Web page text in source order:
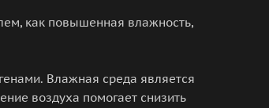
как повышенная влажность,
Влажная среда является
воздуха помогает снизить